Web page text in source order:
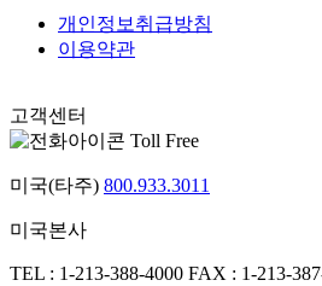
개인정보취급방침
이용약관
고객센터
Toll Free
미국(타주) 800.933.3011
미국본사
TEL : 1-213-388-4000 FAX : 1-213-